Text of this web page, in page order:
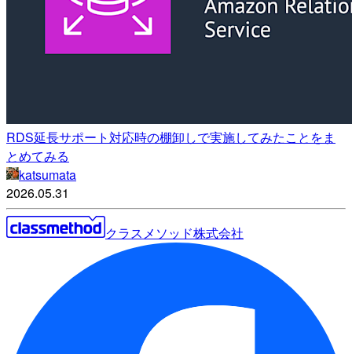
RDS延長サポート対応時の棚卸しで実施してみたことをま
とめてみる
katsumata
2026.05.31
クラスメソッド株式会社